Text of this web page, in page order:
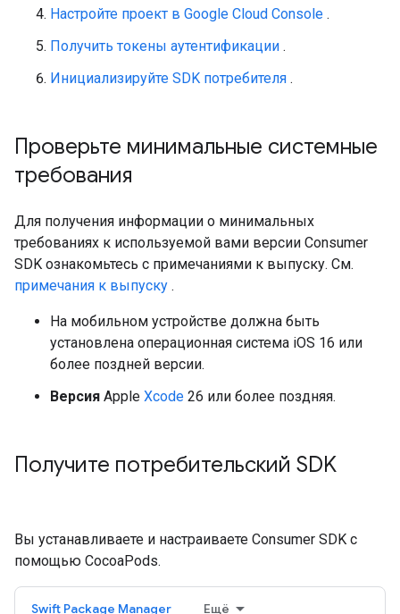
Настройте проект в Google Cloud Console .
Получить токены аутентификации .
Инициализируйте SDK потребителя .
Проверьте минимальные системные
требования
Для получения информации о минимальных
требованиях к используемой вами версии Consumer
SDK ознакомьтесь с примечаниями к выпуску. См.
примечания к выпуску .
На мобильном устройстве должна быть
установлена ​​операционная система iOS 16 или
более поздней версии.
Версия Apple Xcode 26 или более поздняя.
Получите потребительский SDK
Вы устанавливаете и настраиваете Consumer SDK с
помощью CocoaPods.
Swift Package Manager Ещё